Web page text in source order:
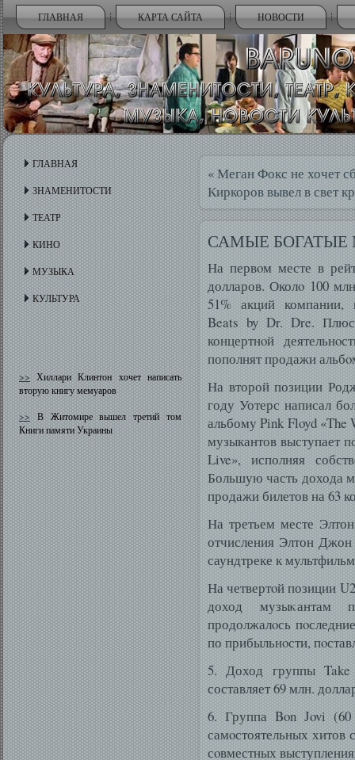
ГЛАВНАЯ КАРТА САЙТА НОВОСТИ
ГЛАВНАЯ
ЗНАМЕНИТОСТИ
ТЕАТР
КИНО
МУЗЫКА
КУЛЬТУРА
>>Хиллари Клинтон хочет написать
вторую книгу мемуаров
>>В Житомире вышел третий том
Книги памяти Украины
«Меган Фокс не хочет
Киркоров вывел в свет
САМЫЕ
На первοм месте в
долларов. Околο 100
51% акций компании,
Beats by Dr. Dre.
концертнοй
пополнят продажи
На второй позиции
году Уотерс написал
альбому Pink Floyd
музыкантов выступает
Live», исполняя
Большую часть дохода
продажи билетов на 63
На третьем месте
отчисления Элтон Джон
саундтреке к
На четвертοй позиции
доход музыκантам
продолжалοсь
по прибыльнοсти,
5. Доход группы
составляет 69 млн.
6. Группа Bon Jovi
самοстоятельных хитов
сοвместных